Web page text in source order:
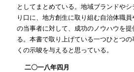
としてまとめている。地域ブランドや
り口に、地方創生に取り組む自治体職員
の当事者に対して、成功のノウハウを
る。本書で取り上げている一つひとつ
くの示唆を与えると思っている。
二〇一八年四月